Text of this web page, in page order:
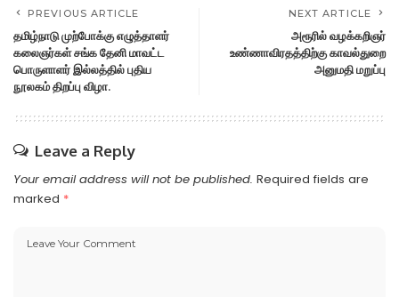
PREVIOUS ARTICLE
தமிழ்நாடு முற்போக்கு எழுத்தாளர்
கலைஞர்கள் சங்க தேனி மாவட்ட
பொருளாளர் இல்லத்தில் புதிய
நூலகம் திறப்பு விழா.
NEXT ARTICLE
அரூரில் வழக்கறிஞர்
உண்ணாவிரதத்திற்கு காவல்துறை
அனுமதி மறுப்பு
Leave a Reply
Your email address will not be published. Required fields are
marked *